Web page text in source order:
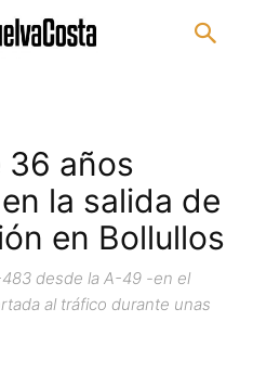
36 años
la salida de
en Bollullos
483 desde la A-49 -en el
al tráfico durante unas